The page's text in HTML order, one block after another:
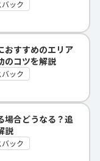
バック
おすすめのエリア
のコツを解説
バック
場合どうなる？追
説
バック